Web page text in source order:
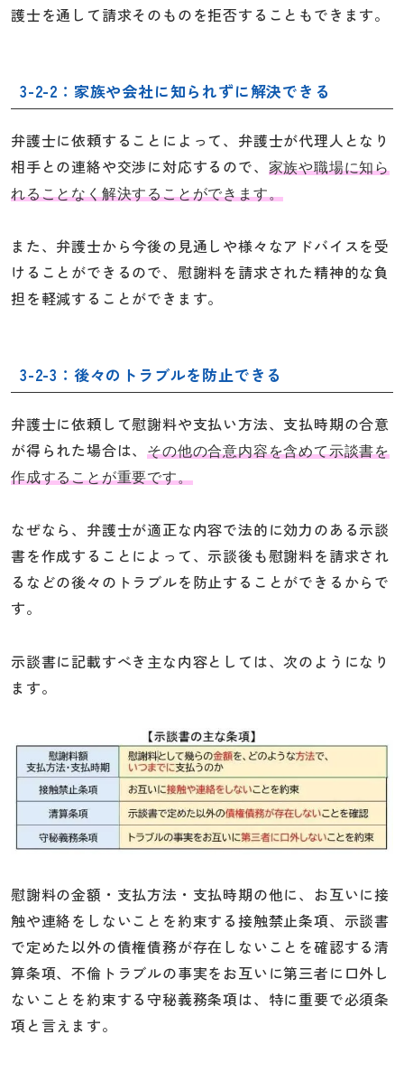
護士を通して請求そのものを拒否することもできます。
3-2-2：家族や会社に知られずに解決できる
弁護士に依頼することによって、弁護士が代理人となり
相手との連絡や交渉に対応するので、
家族や職場に知ら
れることなく解決することができます。
また、弁護士から今後の見通しや様々なアドバイスを受
けることができるので、慰謝料を請求された精神的な負
担を軽減することができます。
3-2-3：後々のトラブルを防止できる
弁護士に依頼して慰謝料や支払い方法、支払時期の合意
が得られた場合は、その他の合意内容を含めて示談書を
作成することが重要です。
なぜなら、弁護士が適正な内容で法的に効力のある示談
書を作成することによって、示談後も慰謝料を請求され
るなどの後々のトラブルを防止することができるからで
す。
示談書に記載すべき主な内容としては、次のようになり
ます。
慰謝料の金額・支払方法・支払時期の他に、お互いに接
触や連絡をしないことを約束する接触禁止条項、示談書
で定めた以外の債権債務が存在しないことを確認する清
算条項、不倫トラブルの事実をお互いに第三者に口外し
ないことを約束する守秘義務条項は、特に重要で必須条
項と言えます。